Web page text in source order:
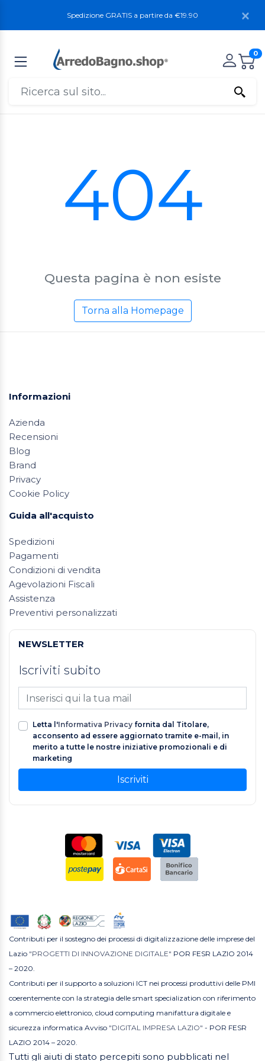
Spedizione GRATIS a partire da €19.90
0
404
Questa pagina è non esiste
Torna alla Homepage
Informazioni
Azienda
Recensioni
Blog
Brand
Privacy
Cookie Policy
Guida all'acquisto
Spedizioni
Pagamenti
Condizioni di vendita
Agevolazioni Fiscali
Assistenza
Preventivi personalizzati
NEWSLETTER
Iscriviti subito
Letta l'Informativa Privacy fornita dal Titolare,
acconsento ad essere aggiornato tramite e-mail, in
merito a tutte le nostre iniziative promozionali e di
marketing
Iscriviti
Contributi per il sostegno dei processi di digitalizzazione delle imprese del
Lazio "PROGETTI DI INNOVAZIONE DIGITALE" POR FESR LAZIO 2014
– 2020.
Contributi per il supporto a soluzioni ICT nei processi produttivi delle PMI
coerentemente con la strategia delle smart specialization con riferimento
a commercio elettronico, cloud computing manifattura digitale e
sicurezza informatica Avviso "DIGITAL IMPRESA LAZIO" - POR FESR
LAZIO 2014 – 2020.
Tutti gli aiuti di stato percepiti sono pubblicati nel